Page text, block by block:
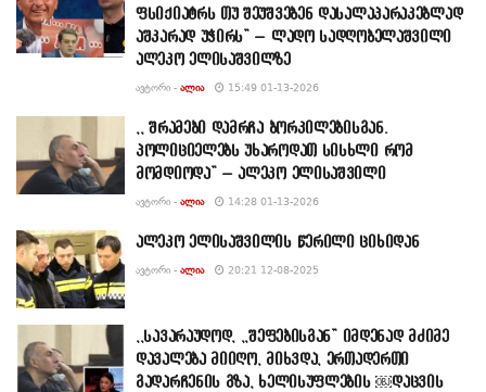
ფსიქიატრს თუ შეუშვებენ დასალაპარაკებლად
აშკარად უჭირს” – ლადო სადღობელაშვილი
ალეკო ელისაშვილზე
ᲐᲕᲢᲝᲠᲘ - ᲐᲚᲘᲐ 15:49 01-13-2026
,, შრამები დამრჩა ბორკილებისგან.
პოლიციელებს უხაროდათ სისხლი რომ
მომდიოდა” – ალეკო ელისაშვილი
ᲐᲕᲢᲝᲠᲘ - ᲐᲚᲘᲐ 14:28 01-13-2026
ალეკო ელისაშვილის წერილი ციხიდან
ᲐᲕᲢᲝᲠᲘ - ᲐᲚᲘᲐ 20:21 12-08-2025
,,სავარაუდოდ, ,,შეფებისგან” იმდენად მძიმე
დავალება მიიღო, მიხვდა, ერთადერთი
გადარჩენის გზა, ხელისუფლების ￼დაცვის